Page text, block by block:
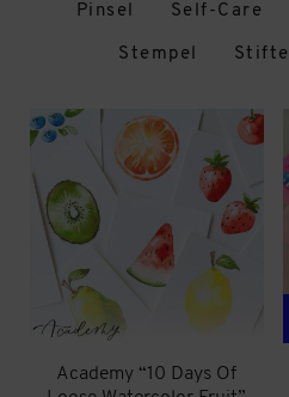
Pinsel Self-Care
Stempel Stifte
Academy “10 Days Of